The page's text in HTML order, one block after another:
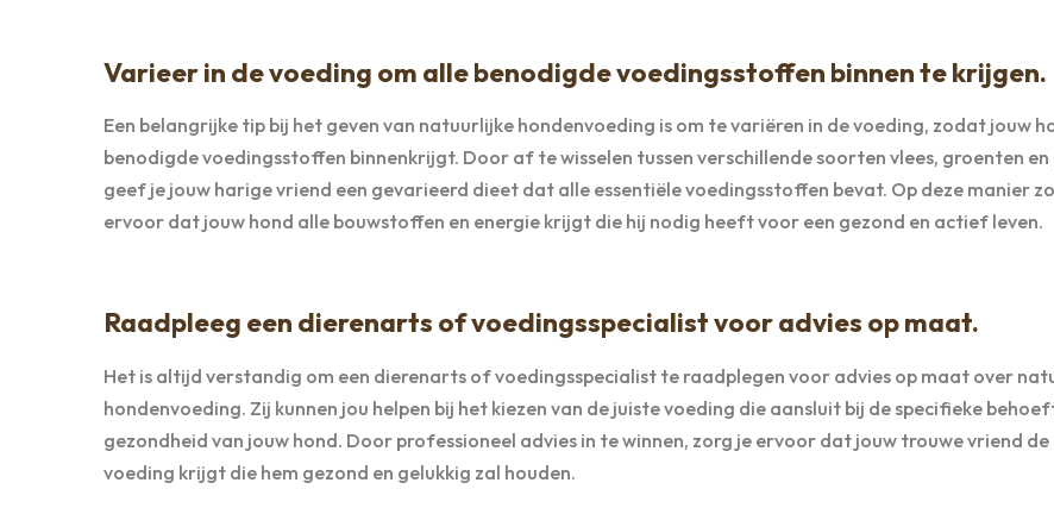
Varieer in de voeding om alle benodigde voedingsstoffen binnen te krijgen.
Een belangrijke tip bij het geven van natuurlijke hondenvoeding is om te variëren in de voeding, zodat jouw
benodigde voedingsstoffen binnenkrijgt. Door af te wisselen tussen verschillende soorten vlees, groenten en
geef je jouw harige vriend een gevarieerd dieet dat alle essentiële voedingsstoffen bevat. Op deze manier
ervoor dat jouw hond alle bouwstoffen en energie krijgt die hij nodig heeft voor een gezond en actief leven.
Raadpleeg een dierenarts of voedingsspecialist voor advies op maat.
Het is altijd verstandig om een dierenarts of voedingsspecialist te raadplegen voor advies op maat over
hondenvoeding. Zij kunnen jou helpen bij het kiezen van de juiste voeding die aansluit bij de specifieke
gezondheid van jouw hond. Door professioneel advies in te winnen, zorg je ervoor dat jouw trouwe vriend
voeding krijgt die hem gezond en gelukkig zal houden.